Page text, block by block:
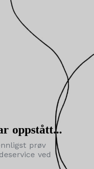
oppstått...
prøv
ved